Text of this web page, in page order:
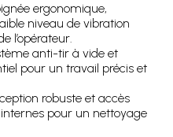
ergonomique,
niveau de vibration
l’opérateur.
anti-tir à vide et
pour un travail précis et
robuste et accès
pour un nettoyage